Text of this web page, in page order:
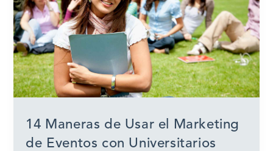
14 Maneras de Usar el Marketing
de Eventos con Universitarios